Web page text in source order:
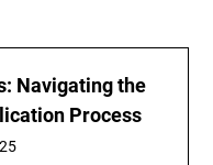
Navigating the
Process